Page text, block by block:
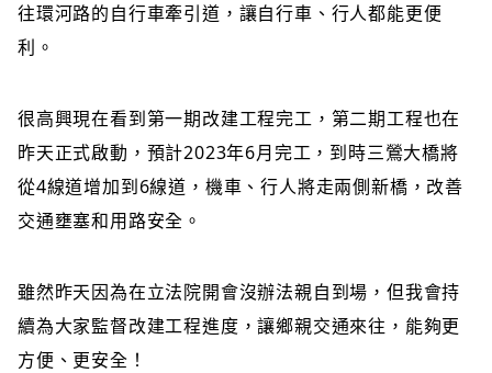
往環河路的自行車牽引道，讓自行車、行人都能更便
利。
很高興現在看到第一期改建工程完工，第二期工程也在
昨天正式啟動，預計2023年6月完工，到時三鶯大橋將
從4線道增加到6線道，機車、行人將走兩側新橋，改善
交通壅塞和用路安全。
雖然昨天因為在立法院開會沒辦法親自到場，但我會持
續為大家監督改建工程進度，讓鄉親交通來往，能夠更
方便、更安全！